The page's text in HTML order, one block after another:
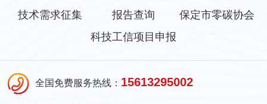
技术需求征集
报告查询
保定市零碳协会
科技工信项目申报
全国免费服务热线： 15613295002